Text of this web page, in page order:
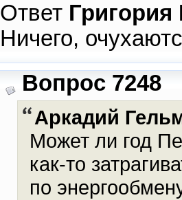
Ответ
Ничего,
Вопрос 7248
Аркадий
Может ли год
как-то
по